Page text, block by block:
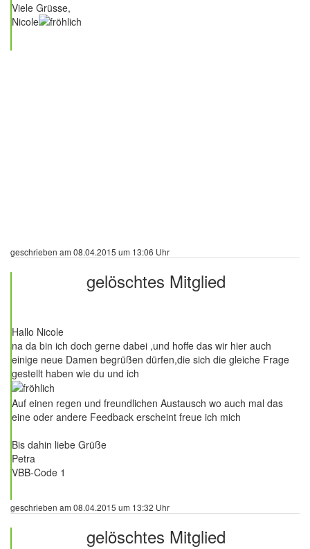
Viele Grüsse,
Nicole
geschrieben am 08.04.2015 um 13:06 Uhr
gelöschtes Mitglied
Hallo Nicole
na da bin ich doch gerne dabei ,und hoffe das wir hier auch
einige neue Damen begrüßen dürfen,die sich die gleiche Frage
gestellt haben wie du und ich
Auf einen regen und freundlichen Austausch wo auch mal das
eine oder andere Feedback erscheint freue ich mich
Bis dahin liebe Grüße
Petra
VBB-Code 1
geschrieben am 08.04.2015 um 13:32 Uhr
gelöschtes Mitglied